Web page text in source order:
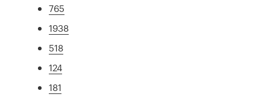
765
1938
518
124
181